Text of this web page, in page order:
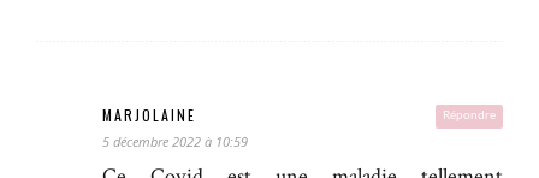
Répondre
MARJOLAINE
5 décembre 2022 à 10:59